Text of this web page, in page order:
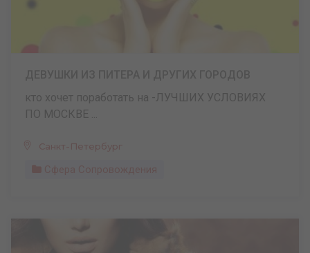
кто хочет поработать на -ЛУЧШИХ УСЛОВИЯХ
ПО МОСКВЕ ...
Санкт-Петербург
Сфера Сопровождения